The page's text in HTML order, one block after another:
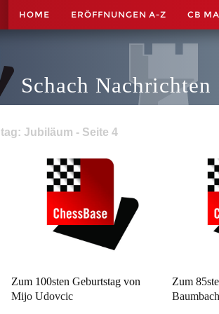
HOME ERÖFFNUNGEN A-Z CB
Schach Nachrichten
tag: Jubiläum - Seite 4
Zum 100sten Geburtstag von
Mijo Udovcic
Zum
Baumbach